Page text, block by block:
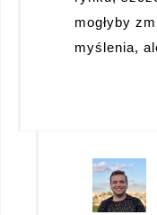
mogłyby
myślenia,